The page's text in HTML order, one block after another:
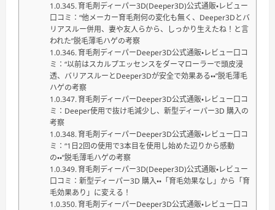
育毛剤ディーパー3D(Deeper3D)公式通販・レビュー
口コミ：“他メーカー育毛剤何の変化も無く、Deeper3Dとバ
リアスルー併用、妻や友人らから、しっかり生えたね！と言
われた”脱毛薄毛ハゲの考察
育毛剤ディーパーDeeper3D公式通販・レビュー口コ
ミ：“以前はスカルプエッセンスをダーマローラーで頭皮浸
透、バリアスルーとDeeper3Dが安全で効果ある・・”脱毛薄毛
ハゲの考察
育毛剤ディーパーDeeper3D公式通販・レビュー口コ
ミ：Deeper使用で抜け毛減少し、新型ディーパー3D 購入の
考察
育毛剤ディーパーDeeper3D公式通販・レビュー口コ
ミ：“1日2回の使用で3本目を使用し始めた辺りから感動
の・・”脱毛薄毛ハゲの考察
育毛剤ディーパー3D(Deeper3D)公式通販・レビュー
口コミ：新型ディーパー3D 購入・・「育毛効果なし」から「育
毛効果あり」に変える！
育毛剤ディーパーDeeper3D公式通販・レビュー口コ